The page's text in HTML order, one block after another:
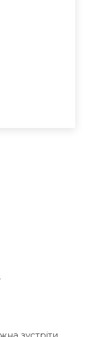
зустріти